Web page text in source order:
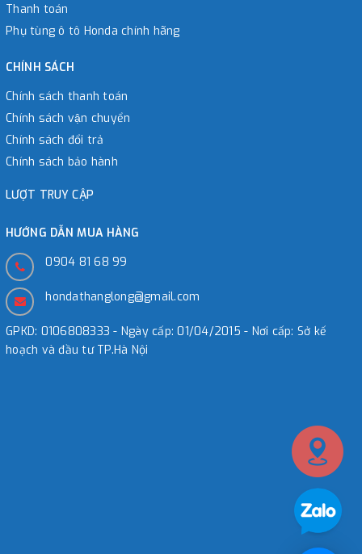
Thanh toán
Phụ tùng ô tô Honda chính hãng
CHÍNH SÁCH
Chính sách thanh toán
Chính sách vận chuyển
Chính sách đổi trả
Chính sách bảo hành
LƯỢT TRUY CẬP
HƯỚNG DẪN MUA HÀNG
0904 81 68 99
hondathanglong@gmail.com
GPKD: 0106808333 - Ngày cấp: 01/04/2015 - Nơi cấp: Sở kế
hoạch và đầu tư TP.Hà Nội